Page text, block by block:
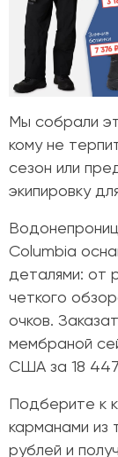
Мы собрали
кому не
сезон или
экипировку
Columbia
деталями: от
четкого
очков.
мембраной
США за 18
Подберите к
карманами из
рублей и